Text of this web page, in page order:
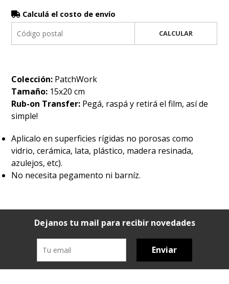
Calculá el costo de envío
CALCULAR
Colección: PatchWork
Tamaño: 15x20 cm
Rub-on Transfer: Pegá, raspá y retirá el film, así de
simple!
Aplicalo en superficies rígidas no porosas como
vidrio, cerámica, lata, plástico, madera resinada,
azulejos, etc).
No necesita pegamento ni barníz.
Dejanos tu mail para recibir novedades
Enviar